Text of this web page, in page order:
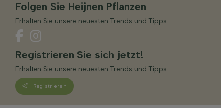
Folgen Sie Heijnen Pflanzen
Erhalten Sie unsere neuesten Trends und Tipps.
Registrieren Sie sich jetzt!
Erhalten Sie unsere neuesten Trends und Tipps.
Registrieren